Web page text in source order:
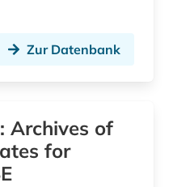
Zur Datenbank
Archives of
for